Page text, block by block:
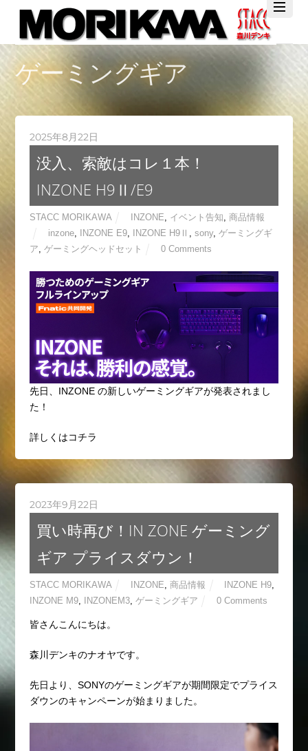
TwitterFacebook
YouTube
ゲーミングギア
2025年8月22日
没入、索敵はコレ１本！
INZONE H9Ⅱ/E9
STACC MORIKAWA INZONE イベント告知 商品情報
inzone, INZONE E9, INZONE H9Ⅱ sony, ゲーミングギ
ア ゲーミングヘッドセット 0 Comments
先日、INZONE の新しいゲーミングギアが発表されまし
た！
詳しくはコチラ
2023年9月22日
買い時再び！IN ZONE ゲーミング
ギア プライスダウン！
STACC MORIKAWA INZONE 商品情報 INZONE H9
INZONE M9, INZONEM3, ゲーミングギア 0 Comments
皆さんこんにちは。
森川デンキのナオヤです。
先日より、SONYのゲーミングギアが期間限定でプライス
ダウンのキャンペーンが始まりました。